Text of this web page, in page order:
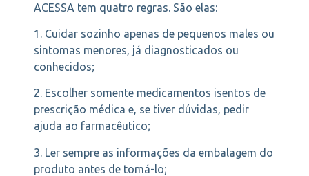
ACESSA tem quatro regras. São elas:
1. Cuidar sozinho apenas de pequenos males ou
sintomas menores, já diagnosticados ou
conhecidos;
2. Escolher somente medicamentos isentos de
prescrição médica e, se tiver dúvidas, pedir
ajuda ao farmacêutico;
3. Ler sempre as informações da embalagem do
produto antes de tomá-lo;